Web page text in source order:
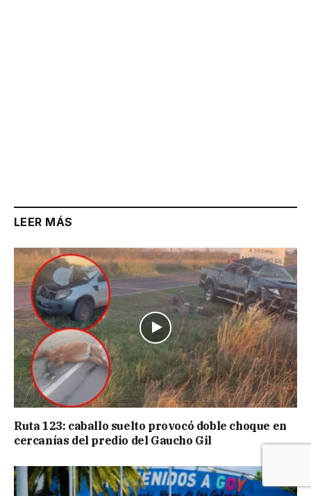
LEER MÁS
Ruta 123: caballo suelto provocó doble choque en
cercanías del predio del Gaucho Gil